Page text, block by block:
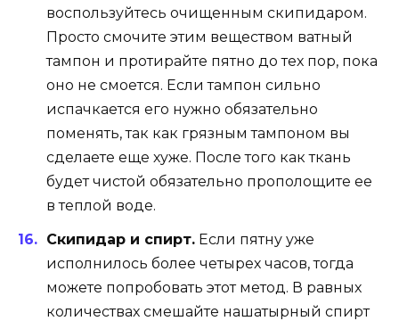
воспользуйтесь очищенным скипидаром.
Просто смочите этим веществом ватный
тампон и протирайте пятно до тех пор, пока
оно не смоется. Если тампон сильно
испачкается его нужно обязательно
поменять, так как грязным тампоном вы
сделаете еще хуже. После того как ткань
будет чистой обязательно прополощите ее
в теплой воде.
Скипидар и спирт. Если пятну уже
исполнилось более четырех часов, тогда
можете попробовать этот метод. В равных
количествах смешайте нашатырный спирт